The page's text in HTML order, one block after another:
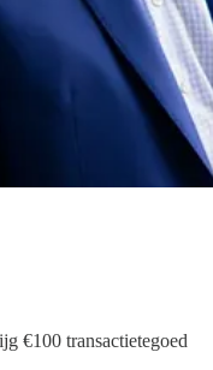
€100 transactietegoed